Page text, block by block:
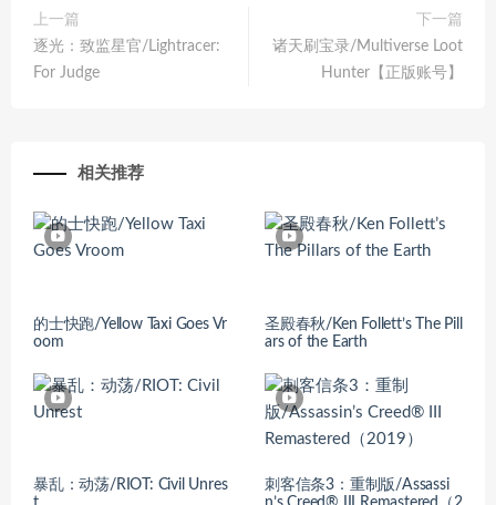
上一篇
逐光：致监星官/Lightracer:
For Judge
下一篇
诸天刷宝录/Multiverse Loot
Hunter【正版账号】
相关推荐
的士快跑/Yellow Taxi Goes Vr
oom
圣殿春秋/Ken Follett’s The Pill
ars of the Earth
暴乱：动荡/RIOT: Civil Unres
刺客信条3：重制版/Assassi